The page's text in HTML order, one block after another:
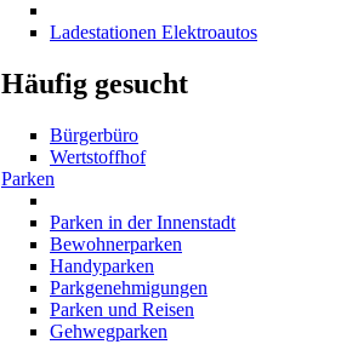
Ladestationen Elektroautos
Häufig gesucht
Bürgerbüro
Wertstoffhof
Parken
Parken in der Innenstadt
Bewohnerparken
Handyparken
Parkgenehmigungen
Parken und Reisen
Gehwegparken